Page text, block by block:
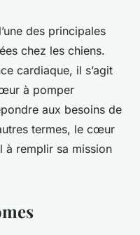
des principales
chez les chiens.
cardiaque, il s’agit
à pomper
aux besoins de
termes, le cœur
à remplir sa mission